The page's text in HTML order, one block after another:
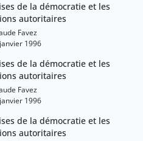
de la démocratie et les
autoritaires
Favez
1996
de la démocratie et les
autoritaires
Favez
1996
de la démocratie et les
autoritaires